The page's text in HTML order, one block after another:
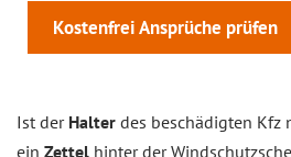
Kostenfrei Ansprüche prüfen
Ist der Halter des beschädigten Kfz
ein Zettel hinter der